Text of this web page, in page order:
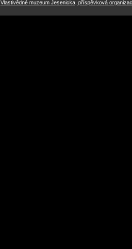
Vlastivědné muzeum Jesenicka, příspěvková